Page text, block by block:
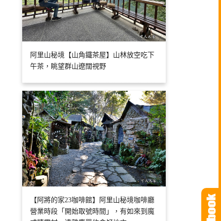
阿里山秘境【山角鐵茶屋】山林放空吃下
午茶，眺望群山遼闊視野
【阿將的家23咖啡館】阿里山秘境咖啡廳
營業時段「開始取號時間」，有如來到魔